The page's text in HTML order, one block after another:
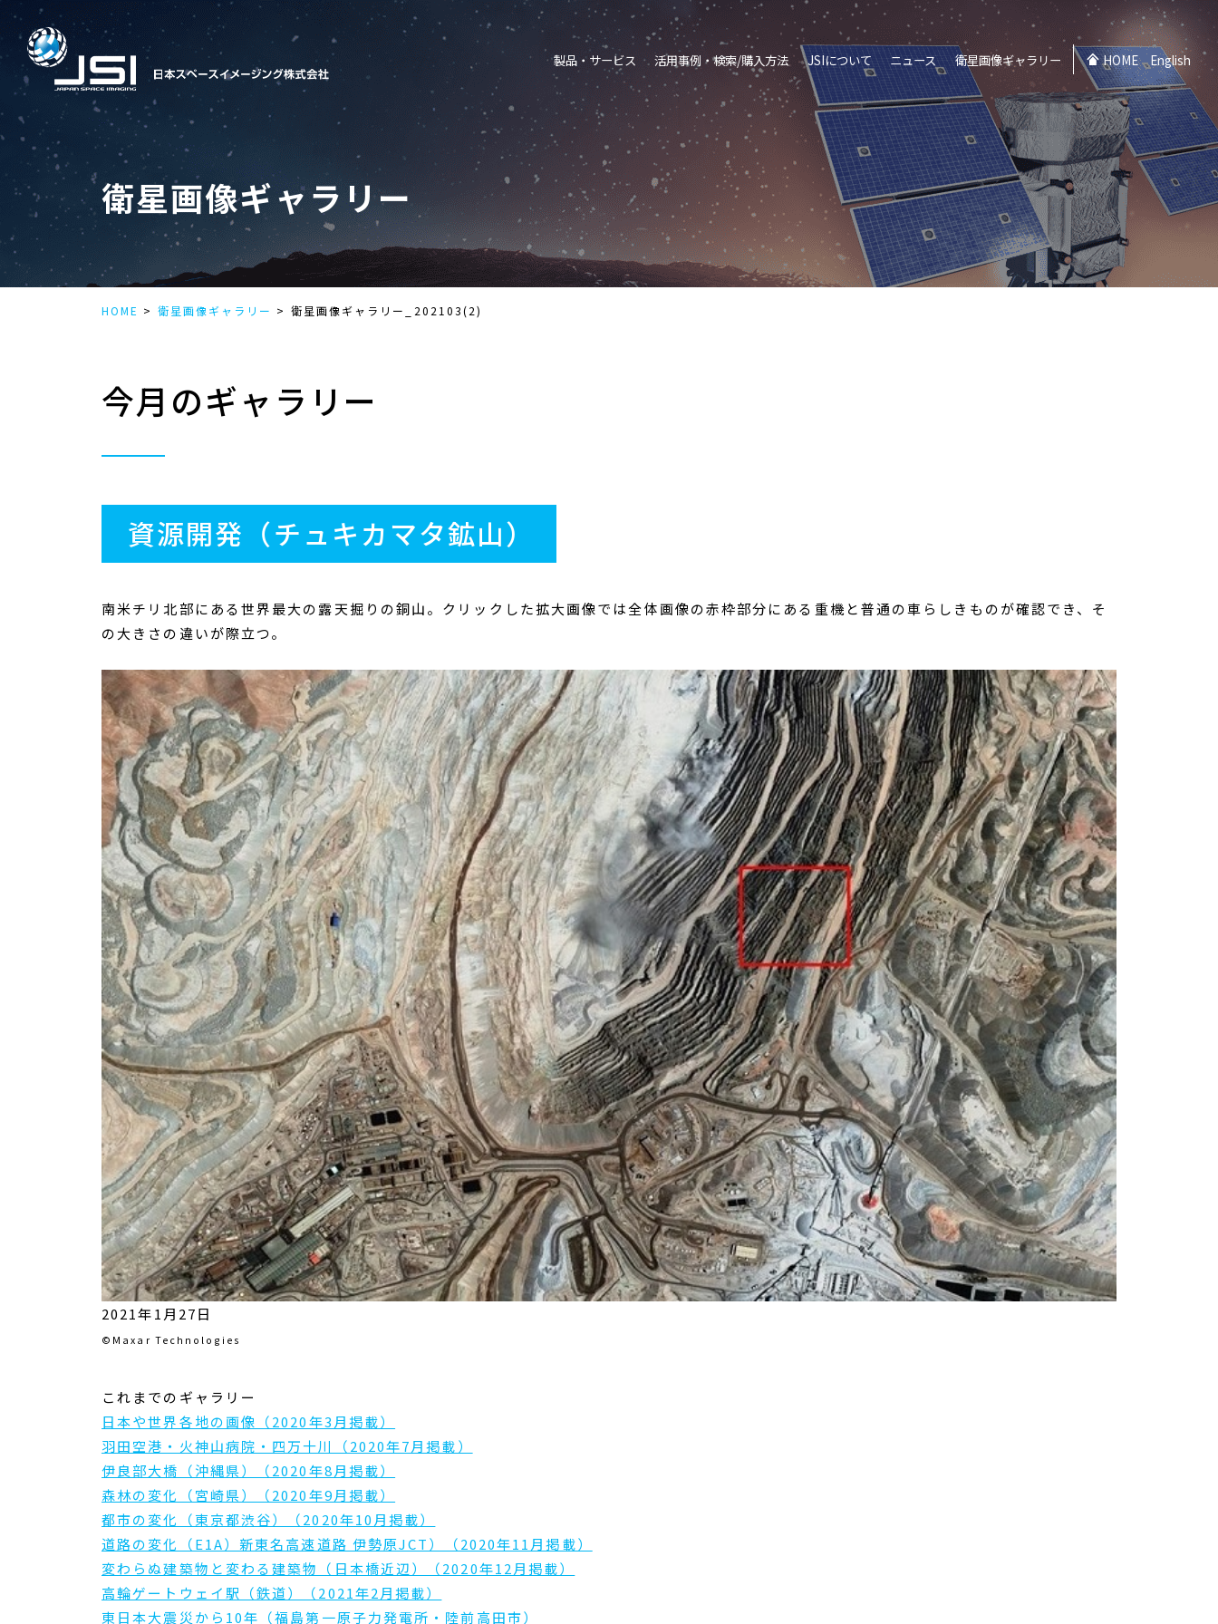
製品・サービス 活用事例・検索/購入方法 JSIについて ニュース 衛星画像ギャラリー HOME English
HOME 衛星画像ギャラリー 衛星画像ギャラリー_202103(2)
衛星画像ギャラリー
今月のギャラリー
資源開発（チュキカマタ鉱山）
南米チリ北部にある世界最大の露天掘りの銅山。クリックした拡大画像では全体画像の赤枠部分にある重機と普通の車らしきものが確認でき、そ
の大きさの違いが際立つ。
2021年1月27日
©Maxar Technologies
これまでのギャラリー
日本や世界各地の画像（2020年3月掲載）
羽田空港・火神山病院・四万十川（2020年7月掲載）
伊良部大橋（沖縄県）（2020年8月掲載）
森林の変化（宮崎県）（2020年9月掲載）
都市の変化（東京都渋谷）（2020年10月掲載）
道路の変化（E1A）新東名高速道路 伊勢原JCT）（2020年11月掲載）
変わらぬ建築物と変わる建築物（日本橋近辺）（2020年12月掲載）
高輪ゲートウェイ駅（鉄道）（2021年2月掲載）
東日本大震災から10年（福島第一原子力発電所・陸前高田市）